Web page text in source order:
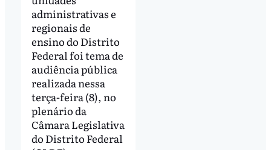
administrativas e
regionais de
ensino do Distrito
Federal foi tema de
audiência pública
realizada nessa
terça-feira (8), no
plenário da
Câmara Legislativa
do Distrito Federal